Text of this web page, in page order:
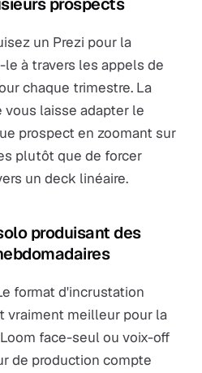
un Prezi pour la
à travers les appels de
chaque trimestre. La
laisse adapter le
prospect en zoomant sur
plutôt que de forcer
un deck linéaire.
produisant des
format d'incrustation
vraiment meilleur pour la
face-seul ou voix-off
de production compte